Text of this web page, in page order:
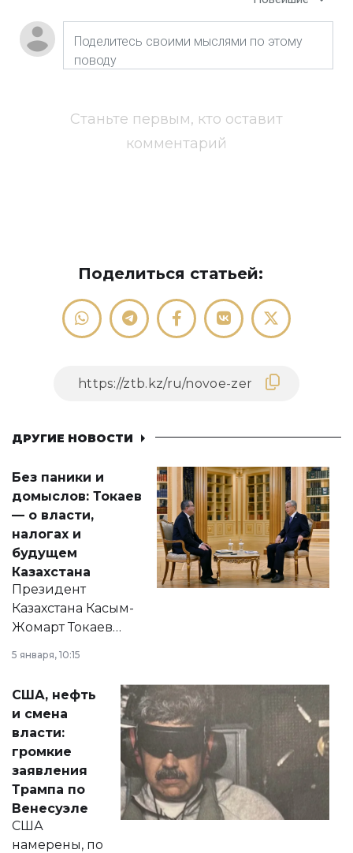
Станьте первым, кто оставит
комментарий
Поделиться статьей:
ДРУГИЕ НОВОСТИ
Без паники и
домыслов: Токаев
— о власти,
налогах и
будущем
Казахстана
Президент
Казахстана Касым-
Жомарт Токаев
сразу несколько
актуальных тем —
от слухов о
политических
реформах до
вопросов армии,
экономики и
личного здоровья.
5 января, 10:15
США, нефть
и смена
власти:
громкие
заявления
Трампа по
Венесуэле
США
намерены, по